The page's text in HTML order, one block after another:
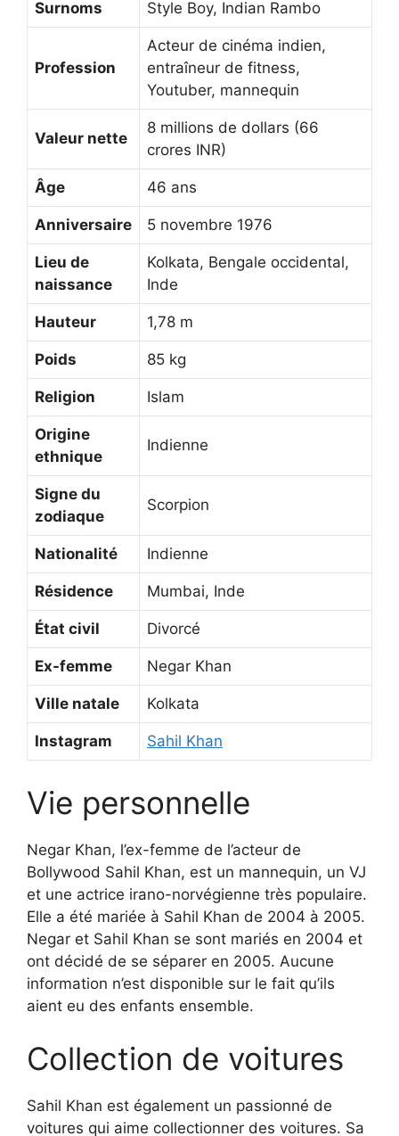
Surnoms Style Boy, Indian Rambo
Profession
Acteur de cinéma indien,
entraîneur de fitness,
Youtuber, mannequin
Valeur nette
8 millions de dollars (66
crores INR)
Âge 46 ans
Anniversaire 5 novembre 1976
Lieu de
naissance
Kolkata, Bengale occidental,
Inde
Hauteur 1,78 m
Poids 85 kg
Religion Islam
Origine
ethnique
Indienne
Signe du
zodiaque
Scorpion
Nationalité Indienne
Résidence Mumbai, Inde
État civil Divorcé
Ex-femme Negar Khan
Ville natale Kolkata
Instagram Sahil Khan
Vie personnelle
Negar Khan, l’ex-femme de l’acteur de
Bollywood Sahil Khan, est un mannequin, un VJ
et une actrice irano-norvégienne très populaire.
Elle a été mariée à Sahil Khan de 2004 à 2005.
Negar et Sahil Khan se sont mariés en 2004 et
ont décidé de se séparer en 2005. Aucune
information n’est disponible sur le fait qu’ils
aient eu des enfants ensemble.
Collection de voitures
Sahil Khan est également un passionné de
voitures qui aime collectionner des voitures. Sa